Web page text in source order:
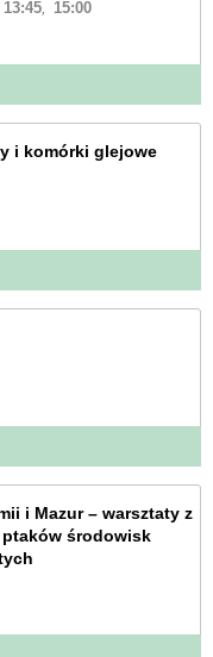
13:45,
15:00
i komórki glejowe
i Mazur – warsztaty z
środowisk